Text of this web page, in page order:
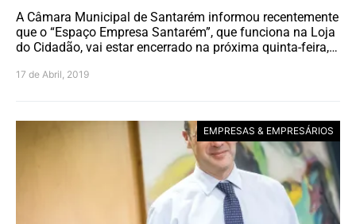
A Câmara Municipal de Santarém informou recentemente
que o “Espaço Empresa Santarém”, que funciona na Loja
do Cidadão, vai estar encerrado na próxima quinta-feira,…
17 de Abril, 2019
EMPRESAS & EMPRESÁRIOS